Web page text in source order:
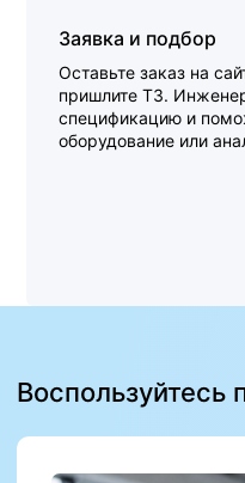
Заявка и подбор
Оставьте заказ на
пришлите ТЗ.
спецификацию и
оборудование или